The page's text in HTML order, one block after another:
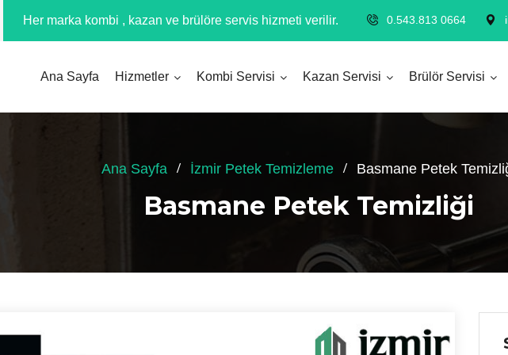
Her marka kombi , kazan ve brülöre servis hizmeti verilir. 0.543.813 0664
Ana Sayfa Hizmetler Kombi Servisi Kazan Servisi Brülör Servisi
Ana Sayfa İzmir Petek Temizleme Basmane Petek
Basmane Petek Temizliği